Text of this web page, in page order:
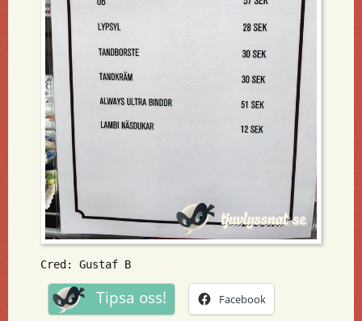
Cred: Gustaf B
Tipsa oss! Facebook